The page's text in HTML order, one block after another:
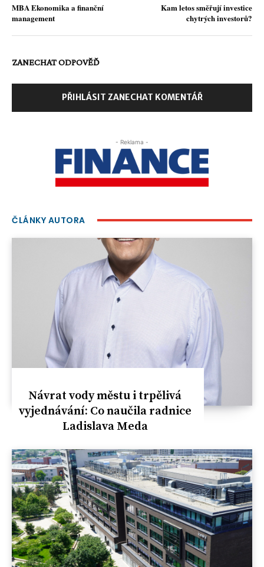
MBA Ekonomika a finanční
management
Kam letos směřují investice
chytrých investorů?
ZANECHAT ODPOVĚĎ
PŘIHLÁSIT ZANECHAT KOMENTÁŘ
- Reklama -
ČLÁNKY AUTORA
Návrat vody městu i trpělivá
vyjednávání: Co naučila radnice
Ladislava Meda